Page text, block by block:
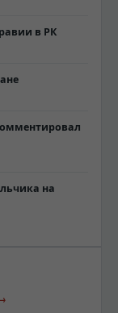
в РК
на